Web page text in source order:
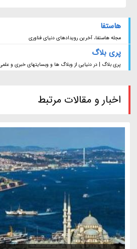
هاستفا
مجله هاستفا، آخرین رویدادهای دنیای فناوری
پری بلاگ
پری بلاگ | در دنیایی از وبلاگ ها و وبسایتهای خبری و
اخبار و مقالات مرتبط